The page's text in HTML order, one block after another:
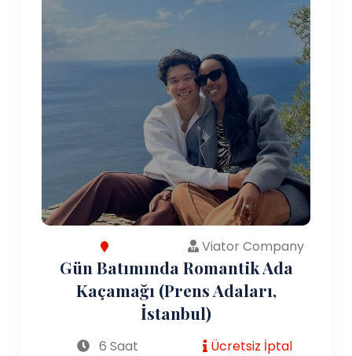
Viator Company
Gün Batımında Romantik Ada
Kaçamağı (Prens Adaları,
İstanbul)
6 Saat Ücretsiz İptal